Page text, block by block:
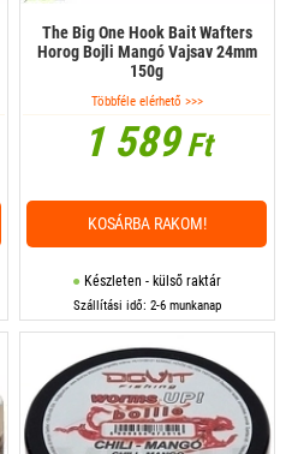
The Big One Hook Bait Wafters
Horog Bojli Mangó Vajsav 24mm
150g
Többféle elérhető >>>
1 589Ft
Készleten - külső raktár
Szállítási idő: 2-6 munkanap
KOSÁRBA RAKOM!